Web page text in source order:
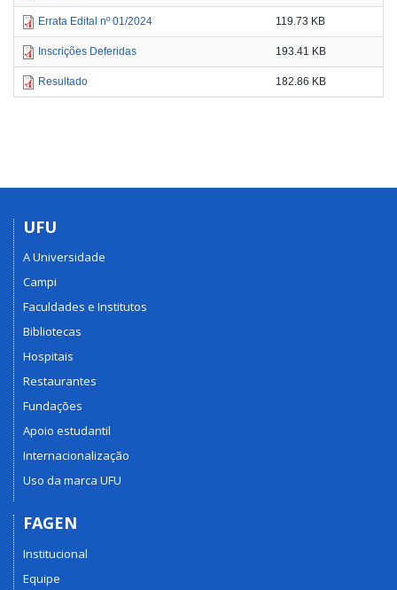
Errata Edital nº 01/2024 119.73 KB
Inscrições Deferidas 193.41 KB
Resultado 182.86 KB
UFU
A Universidade
Campi
Faculdades e Institutos
Bibliotecas
Hospitais
Restaurantes
Fundações
Apoio estudantil
Internacionalização
Uso da marca UFU
FAGEN
Institucional
Equipe